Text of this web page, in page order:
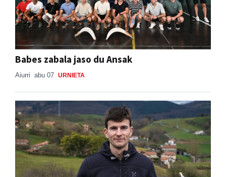
Babes zabala jaso du Ansak
Aiurri abu 07 URNIETA